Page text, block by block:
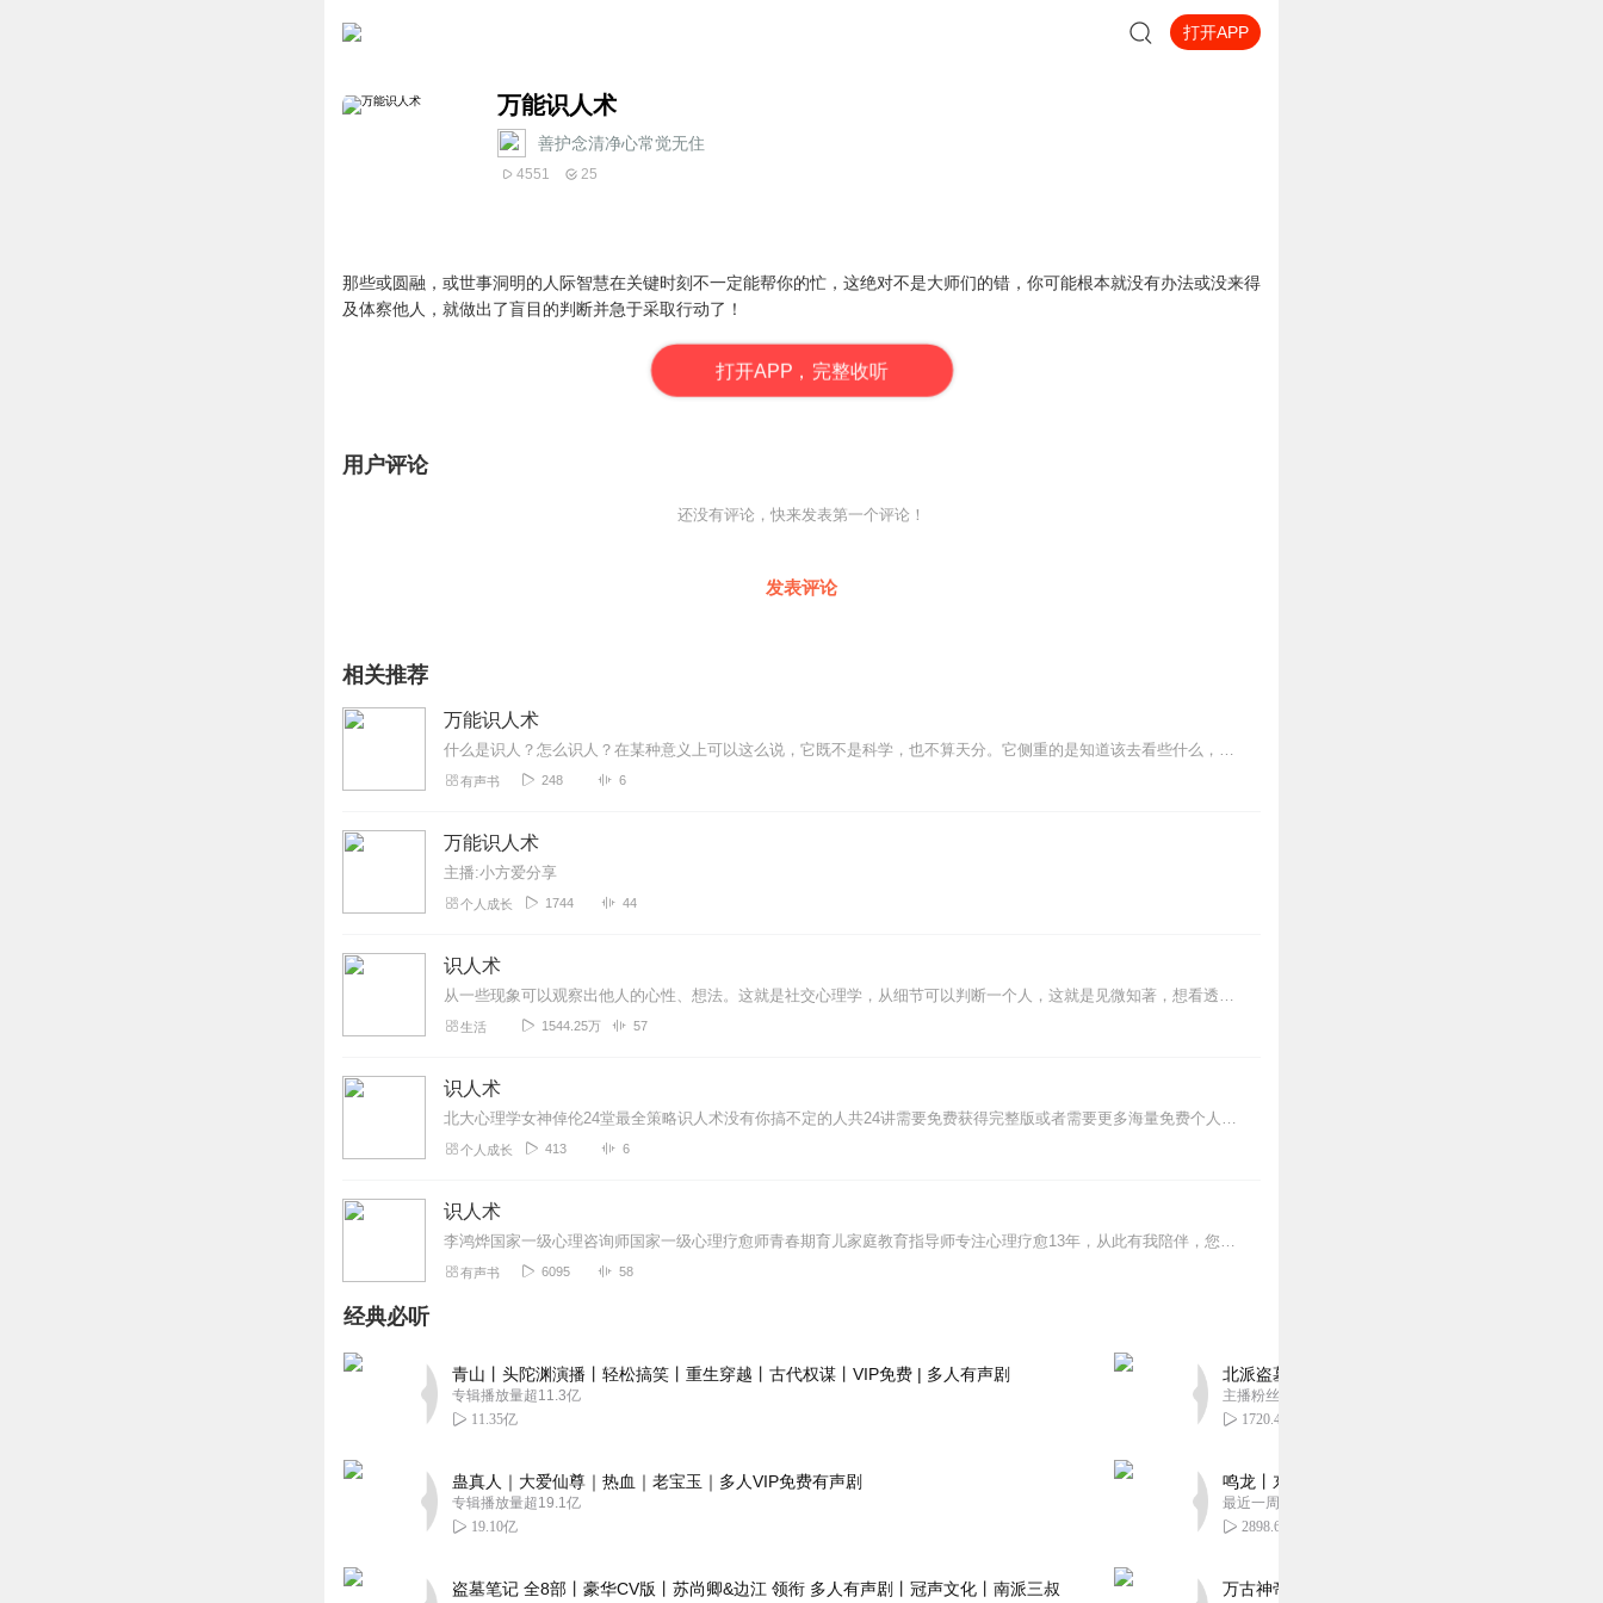
打开APP
万能识人术
善护念清净心常觉无住
4551 25
那些或圆融，或世事洞明的人际智慧在关键时刻不一定能帮你的忙，这绝对不是大师们的错，你可能根本就没有办法或没来得
及体察他人，就做出了盲目的判断并急于采取行动了！
打开APP，完整收听
用户评论
还没有评论，快来发表第一个评论！
发表评论
相关推荐
万能识人术
什么是识人？怎么识人？在某种意义上可以这么说，它既不是科学，也不算天分。它侧重的是知道该去看些什么，听些什么，具有好奇心及耐心去搜集重要的信息，并从一个人的...
有声书 248 6
万能识人术
主播:小方爱分享
个人成长 1744 44
识人术
从一些现象可以观察出他人的心性、想法。这就是社交心理学，从细节可以判断一个人，这就是见微知著，想看透一个人的某些方面，其实并不复杂，从这4个方面入手。你身边用黑...
生活 1544.25万 57
识人术
北大心理学女神倬伦24堂最全策略识人术没有你搞不定的人共24讲需要免费获得完整版或者需要更多海量免费个人成长心理学资源请在微信公众号搜索并关注解忧心...
个人成长 413 6
识人术
李鸿烨国家一级心理咨询师国家一级心理疗愈师青春期育儿家庭教育指导师专注心理疗愈13年，从此有我陪伴，您不再孤单，如果您想进一步的学习，请添加我的VX：135...
有声书 6095 58
经典必听
青山丨头陀渊演播丨轻松搞笑丨重生穿越丨古代权谋丨VIP免费 | 多人有声剧
专辑播放量超11.3亿
11.35亿
蛊真人｜大爱仙尊｜热血｜老宝玉｜多人VIP免费有声剧
专辑播放量超19.1亿
19.10亿
盗墓笔记 全8部丨豪华CV版丨苏尚卿&边江 领衔 多人有声剧丨冠声文化丨南派三叔
北派盗墓笔记丨头陀渊出品丨悬疑灵异丨摸金校尉
主播粉丝1659万
1720.40万
鸣龙丨东方玄幻丨紫襟团队丨轻松搞笑丨多人有声
最近一周更新
2898.65万
万古神帝丨玄幻丨热血丨紫襟团队演播丨多人有声